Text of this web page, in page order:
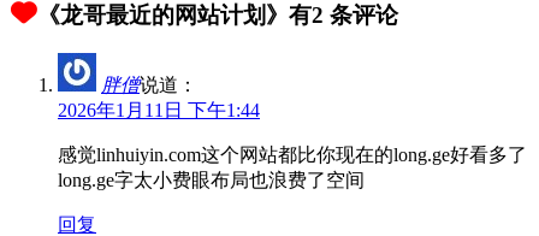
《龙哥最近的网站计划》有2 条评论
胖僧说道：
2026年1月11日 下午1:44
感觉linhuiyin.com这个网站都比你现在的long.ge好看多了
long.ge字太小费眼布局也浪费了空间
回复